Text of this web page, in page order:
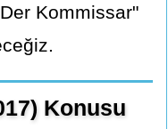
Kommissar"
Konusu